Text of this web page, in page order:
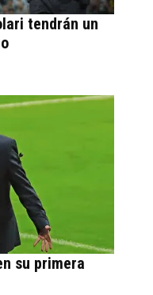
tendrán un
su primera